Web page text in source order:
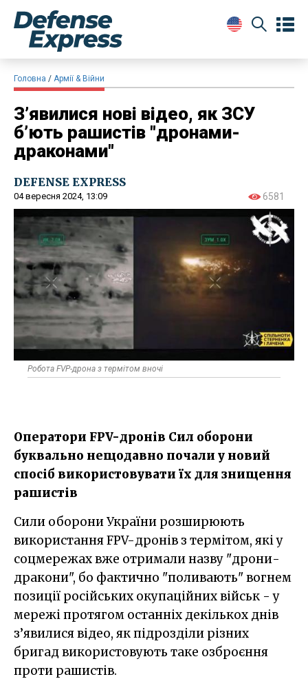
Головна Армії & Війни
З’явилися нові відео, як ЗСУ
б’ють рашистів "дронами-
драконами"
DEFENSE EXPRESS
04 вересня 2024, 13:09 6581
Робота FVP-дрона з термітом вночі
Оператори FPV-дронів Сил оборони
буквально нещодавно почали у новий
спосіб використовувати їх для знищення
рашистів
Сили оборони України розширюють
використання FPV-дронів з термітом, які у
соцмережах вже отримали назву "дрони-
дракони", бо фактично "поливають" вогнем
позиції російських окупаційних військ - у
мережі протягом останніх декількох днів
з’явилися відео, як підрозділи різних
бригад використовують таке озброєння
проти рашистів.